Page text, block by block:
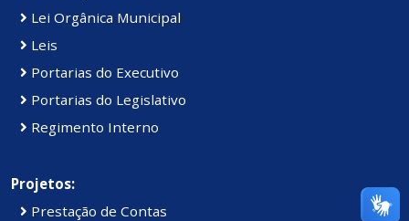
Lei Orgânica Municipal
Leis
Portarias do Executivo
Portarias do Legislativo
Regimento Interno
Projetos:
Prestação de Contas